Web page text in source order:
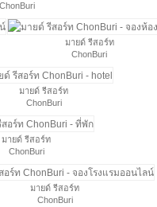
ChonBuri
มายด์ รีสอร์ท
ChonBuri
มายด์ รีสอร์ท
ChonBuri
มายด์ รีสอร์ท
ChonBuri
มายด์ รีสอร์ท
ChonBuri